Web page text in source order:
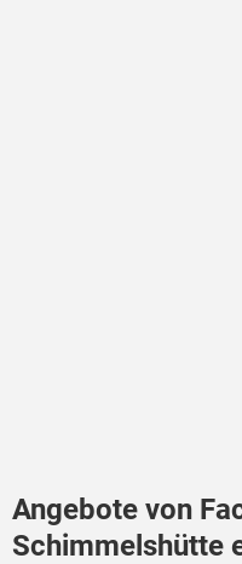
Angebote von
Schimmelshütte